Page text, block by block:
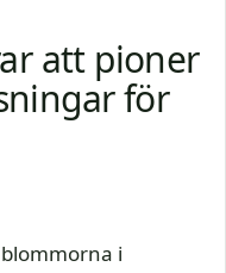
att pioner
för
i